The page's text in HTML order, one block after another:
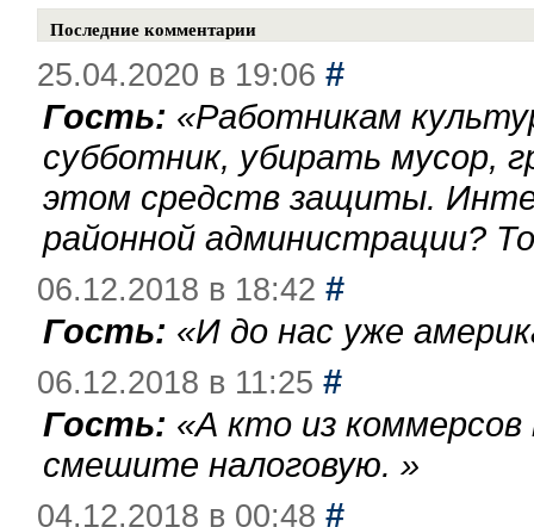
Последние комментарии
25.04.2020 в 19:06 #
Гость: «Работникам
субботник, убирать мусор,
этом средств защиты.
районной администрации?
06.12.2018 в 18:42 #
Гость: «И до нас уже
06.12.2018 в 11:25 #
Гость: «А кто из
смешите налоговую. »
04.12.2018 в 00:48 #